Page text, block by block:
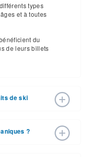
types
et à toutes
du
de leurs billets
de ski
avec une date
?